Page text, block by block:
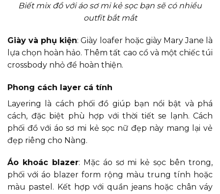
Biết mix đồ với áo sơ mi kẻ sọc bạn sẽ có nhiều
outfit bắt mắt
Giày và phụ kiện: Giày loafer hoặc giày Mary Jane là
lựa chọn hoàn hảo. Thêm tất cao cổ và một chiếc túi
crossbody nhỏ để hoàn thiện.
Phong cách layer cá tính
Layering là cách phối đồ giúp bạn nổi bật và phá
cách, đặc biệt phù hợp với thời tiết se lạnh. Cách
phối đồ với áo sơ mi kẻ sọc nữ đẹp này mang lại vẻ
đẹp riêng cho Nàng.
Áo khoác blazer: Mặc áo sơ mi kẻ sọc bên trong,
phối với áo blazer form rộng màu trung tính hoặc
màu pastel. Kết hợp với quần jeans hoặc chân váy